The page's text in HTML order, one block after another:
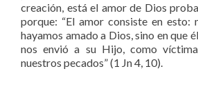
creación, está el amor de Dios
porque: “El amor consiste en esto:
hayamos amado a Dios, sino en que
nos envió a su Hijo, como
nuestros pecados” (1 Jn 4, 10).